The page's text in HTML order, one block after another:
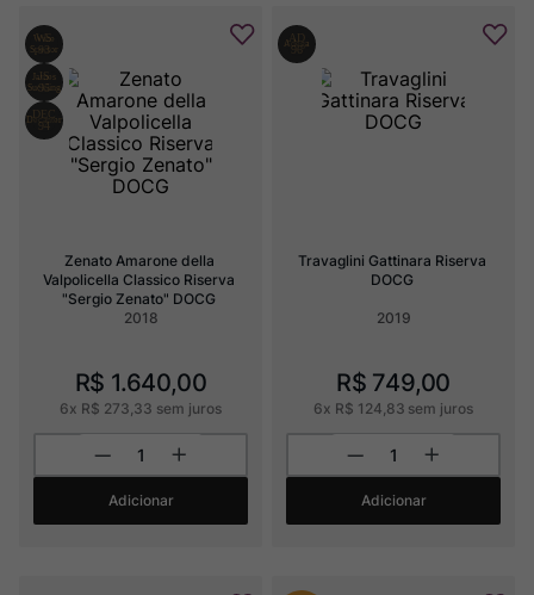
Zenato Amarone della
Valpolicella Classico Riserva
"Sergio Zenato" DOCG
2018
R$ 1.640,00
6x R$ 273 33 sem juros
Adicionar
Travaglini Gattinara Riserva
DOCG
2019
R$ 749,00
6x R$ 124 83 sem juros
Adicionar